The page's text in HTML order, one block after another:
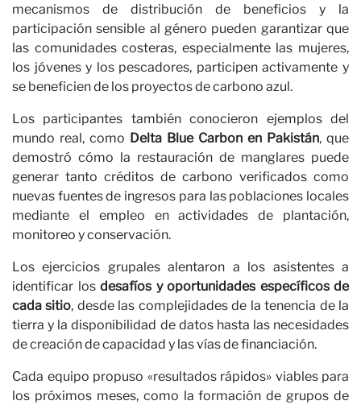
mecanismos de distribución de beneficios y la
participación sensible al género pueden garantizar que
las comunidades costeras, especialmente las mujeres,
los jóvenes y los pescadores, participen activamente y
se beneficien de los proyectos de carbono azul.
Los participantes también conocieron ejemplos del
mundo real, como Delta Blue Carbon en Pakistán, que
demostró cómo la restauración de manglares puede
generar tanto créditos de carbono verificados como
nuevas fuentes de ingresos para las poblaciones locales
mediante el empleo en actividades de plantación,
monitoreo y conservación.
Los ejercicios grupales alentaron a los asistentes a
identificar los desafíos y oportunidades específicos de
cada sitio, desde las complejidades de la tenencia de la
tierra y la disponibilidad de datos hasta las necesidades
de creación de capacidad y las vías de financiación.
Cada equipo propuso «resultados rápidos» viables para
los próximos meses, como la formación de grupos de